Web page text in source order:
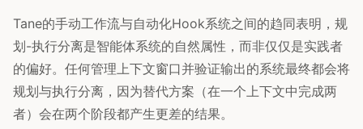
Tane的手动工作流与自动化Hook系统之间的趋同表明，规
划-执行分离是智能体系统的自然属性，而非仅仅是实践者
的偏好。任何管理上下文窗口并验证输出的系统最终都会将
规划与执行分离，因为替代方案（在一个上下文中完成两
者）会在两个阶段都产生更差的结果。